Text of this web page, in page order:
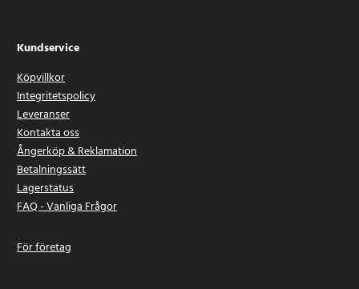
Kundservice
Köpvillkor
Integritetspolicy
Leveranser
Kontakta oss
Ångerköp & Reklamation
Betalningssätt
Lagerstatus
FAQ - Vanliga Frågor
För företag